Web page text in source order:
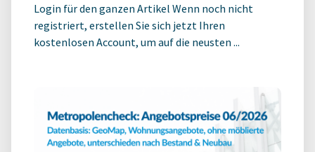
Login für den ganzen Artikel Wenn noch nicht
registriert, erstellen Sie sich jetzt Ihren
kostenlosen Account, um auf die neusten ...